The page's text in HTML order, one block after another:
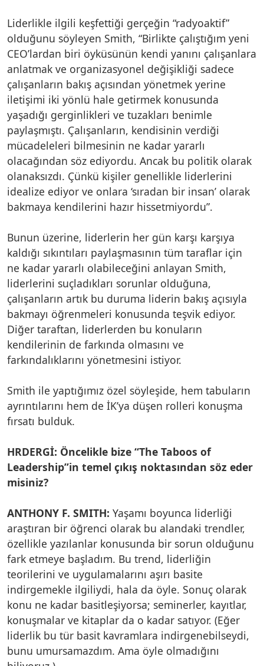
Liderlikle ilgili keşfettiği gerçeğin “radyoaktif”
olduğunu söyleyen Smith, “Birlikte çalıştığım yeni
CEO’lardan biri öyküsünün kendi yanını çalışanlara
anlatmak ve organizasyonel değişikliği sadece
çalışanların bakış açısından yönetmek yerine
iletişimi iki yönlü hale getirmek konusunda
yaşadığı gerginlikleri ve tuzakları benimle
paylaşmıştı. Çalışanların, kendisinin verdiği
mücadeleleri bilmesinin ne kadar yararlı
olacağından söz ediyordu. Ancak bu politik olarak
olanaksızdı. Çünkü kişiler genellikle liderlerini
idealize ediyor ve onlara ‘sıradan bir insan’ olarak
bakmaya kendilerini hazır hissetmiyordu”.
Bunun üzerine, liderlerin her gün karşı karşıya
kaldığı sıkıntıları paylaşmasının tüm taraflar için
ne kadar yararlı olabileceğini anlayan Smith,
liderlerini suçladıkları sorunlar olduğuna,
çalışanların artık bu duruma liderin bakış açısıyla
bakmayı öğrenmeleri konusunda teşvik ediyor.
Diğer taraftan, liderlerden bu konuların
kendilerinin de farkında olmasını ve
farkındalıklarını yönetmesini istiyor.
Smith ile yaptığımız özel söyleşide, hem tabuların
ayrıntılarını hem de İK’ya düşen rolleri konuşma
fırsatı bulduk.
HRDERGİ: Öncelikle bize “The Taboos of
Leadership”in temel çıkış noktasından söz eder
misiniz?
ANTHONY F. SMITH: Yaşamı boyunca liderliği
araştıran bir öğrenci olarak bu alandaki trendler,
özellikle yazılanlar konusunda bir sorun olduğunu
fark etmeye başladım. Bu trend, liderliğin
teorilerini ve uygulamalarını aşırı basite
indirgemekle ilgiliydi, hala da öyle. Sonuç olarak
konu ne kadar basitleşiyorsa; seminerler, kayıtlar,
konuşmalar ve kitaplar da o kadar satıyor. (Eğer
liderlik bu tür basit kavramlara indirgenebilseydi,
bunu umursamazdım. Ama öyle olmadığını